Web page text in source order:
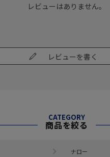
レビューはありません。
レビューを書く
CATEGORY
商品を絞る
ナロー